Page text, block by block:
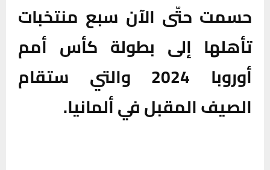
حسمت حتّى الآن سبع منتخبات
تأهلها إلى بطولة كأس أمم
أوروبا 2024 والتي ستقام
الصيف المقبل في ألمانيا.